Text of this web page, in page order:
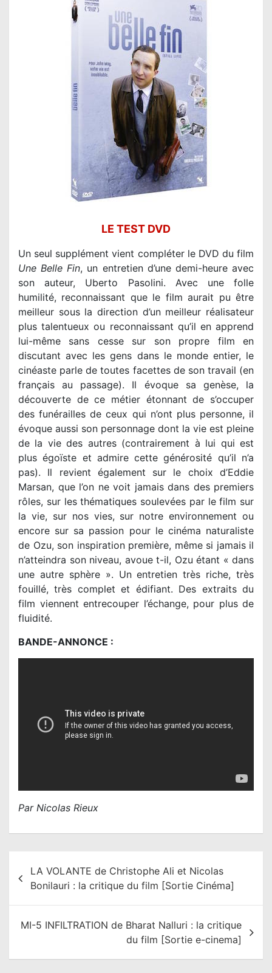
LE TEST DVD
Un seul supplément vient compléter le DVD du film
Une Belle Fin, un entretien d’une demi-heure avec
son auteur, Uberto Pasolini. Avec une folle
humilité, reconnaissant que le film aurait pu être
meilleur sous la direction d’un meilleur réalisateur
plus talentueux ou reconnaissant qu’il en apprend
lui-même sans cesse sur son propre film en
discutant avec les gens dans le monde entier, le
cinéaste parle de toutes facettes de son travail (en
français au passage). Il évoque sa genèse, la
découverte de ce métier étonnant de s’occuper
des funérailles de ceux qui n’ont plus personne, il
évoque aussi son personnage dont la vie est pleine
de la vie des autres (contrairement à lui qui est
plus égoïste et admire cette générosité qu’il n’a
pas). Il revient également sur le choix d’Eddie
Marsan, que l’on ne voit jamais dans des premiers
rôles, sur les thématiques soulevées par le film sur
la vie, sur nos vies, sur notre environnement ou
encore sur sa passion pour le cinéma naturaliste
de Ozu, son inspiration première, même si jamais il
n’atteindra son niveau, avoue t-il, Ozu étant « dans
une autre sphère ». Un entretien très riche, très
fouillé, très complet et édifiant. Des extraits du
film viennent entrecouper l’échange, pour plus de
fluidité.
BANDE-ANNONCE :
Par Nicolas Rieux
LA VOLANTE de Christophe Ali et Nicolas
Bonilauri : la critique du film [Sortie Cinéma]
MI-5 INFILTRATION de Bharat Nalluri : la critique
du film [Sortie e-cinema]